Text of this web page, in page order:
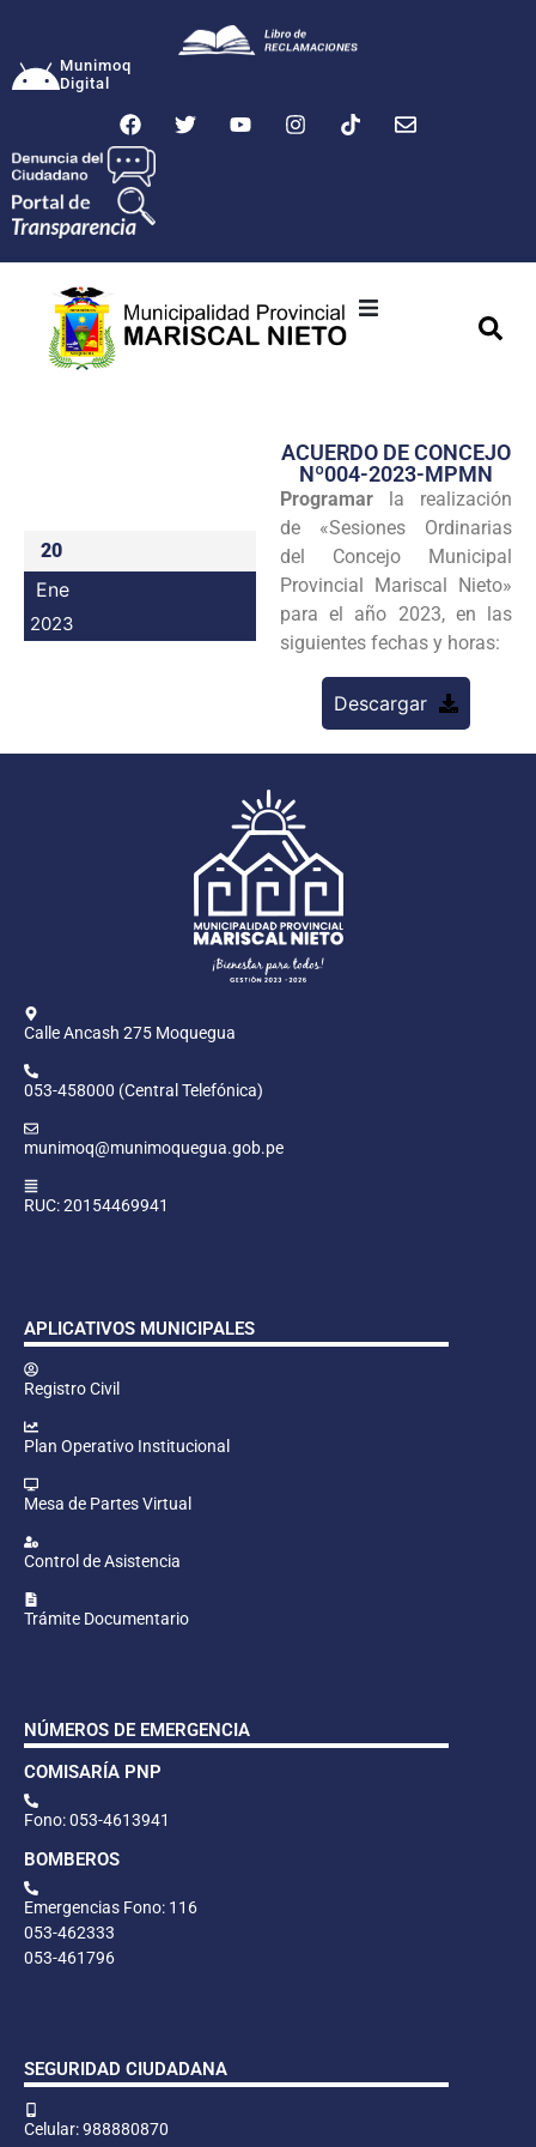
Munimoq
Digital
Transparencia
Programas
Intranet
20
Ene
2023
ACUERDO DE CONCEJO
Nº004-2023-MPMN
Programar la realización
de «Sesiones Ordinarias
del Concejo Municipal
Provincial Mariscal Nieto»
para el año 2023, en las
siguientes fechas y horas:
Descargar
Calle Ancash 275 Moquegua
053-458000 (Central Telefónica)
munimoq@munimoquegua.gob.pe
RUC: 20154469941
APLICATIVOS MUNICIPALES
Registro Civil
Plan Operativo Institucional
Mesa de Partes Virtual
Control de Asistencia
Trámite Documentario
NÚMEROS DE EMERGENCIA
COMISARÍA PNP
Fono: 053-4613941
BOMBEROS
Emergencias Fono: 116
053-462333
053-461796
SEGURIDAD CIUDADANA
Celular: 988880870